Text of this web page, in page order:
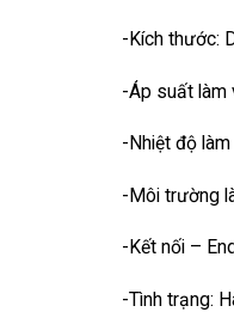
-Kích thước:
-Áp suất làm
-Nhiệt độ
-Môi trường
-Kết nối –
-Tình trạng: